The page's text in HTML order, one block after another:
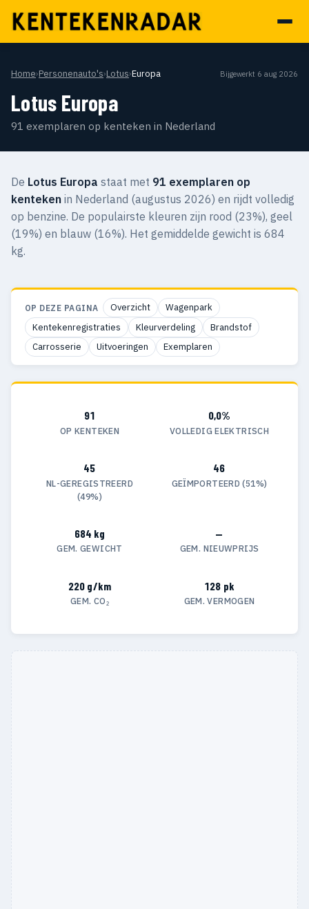
Home›Personenauto's›Lotus›Europa Bijgewerkt 6 aug 2026
Lotus Europa
91 exemplaren op kenteken in Nederland
De Lotus Europa staat met 91 exemplaren op
kenteken in Nederland (augustus 2026) en rijdt volledig
op benzine. De populairste kleuren zijn rood (23%), geel
(19%) en blauw (16%). Het gemiddelde gewicht is 684
kg.
OP DEZE PAGINA Overzicht
Wagenpark
Kentekenregistraties
Kleurverdeling
Brandstof
Carrosserie
Uitvoeringen Exemplaren
91
OP KENTEKEN
0,0%
VOLLEDIG ELEKTRISCH
45
NL-GEREGISTREERD
(49%)
46
GEÏMPORTEERD (51%)
684 kg
GEM. GEWICHT
—
GEM. NIEUWPRIJS
220 g/km
GEM. CO₂
128 pk
GEM. VERMOGEN